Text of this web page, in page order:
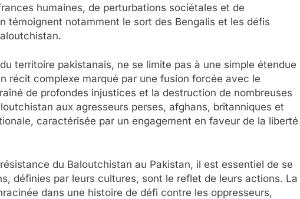
humaines, de perturbations sociétales et de
témoignent notamment le sort des Bengalis et les défis
territoire pakistanais, ne se limite pas à une simple étendue
récit complexe marqué par une fusion forcée avec le
de profondes injustices et la destruction de nombreuses
aux agresseurs perses, afghans, britanniques et
caractérisée par un engagement en faveur de la liberté
du Baloutchistan au Pakistan, il est essentiel de se
définies par leurs cultures, sont le reflet de leurs actions. La
dans une histoire de défi contre les oppresseurs,